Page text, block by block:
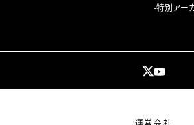
特別アー
運営会社